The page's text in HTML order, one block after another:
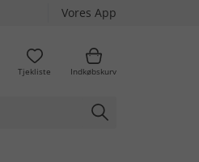
Vores App
Tjekliste Indkøbskurv